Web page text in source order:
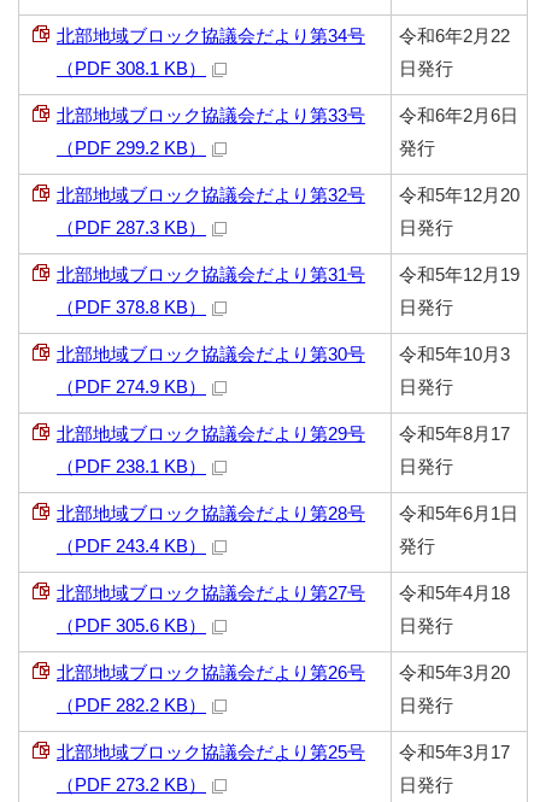
北部地域ブロック協議会だより第34号
（PDF 308.1 KB）
令和6年2月22
日発行
北部地域ブロック協議会だより第33号
（PDF 299.2 KB）
令和6年2月6日
発行
北部地域ブロック協議会だより第32号
（PDF 287.3 KB）
令和5年12月20
日発行
北部地域ブロック協議会だより第31号
（PDF 378.8 KB）
令和5年12月19
日発行
北部地域ブロック協議会だより第30号
（PDF 274.9 KB）
令和5年10月3
日発行
北部地域ブロック協議会だより第29号
（PDF 238.1 KB）
令和5年8月17
日発行
北部地域ブロック協議会だより第28号
（PDF 243.4 KB）
令和5年6月1日
発行
北部地域ブロック協議会だより第27号
（PDF 305.6 KB）
令和5年4月18
日発行
北部地域ブロック協議会だより第26号
（PDF 282.2 KB）
令和5年3月20
日発行
北部地域ブロック協議会だより第25号
（PDF 273.2 KB）
令和5年3月17
日発行